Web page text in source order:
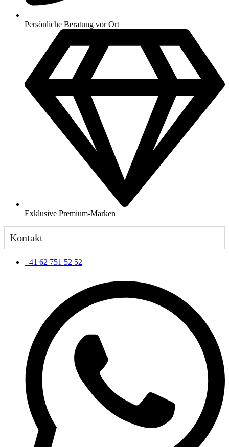
Persönliche Beratung vor Ort
Exklusive Premium-Marken
Kontakt
+41 62 751 52 52